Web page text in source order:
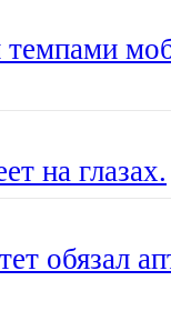
на глазах.
обязал